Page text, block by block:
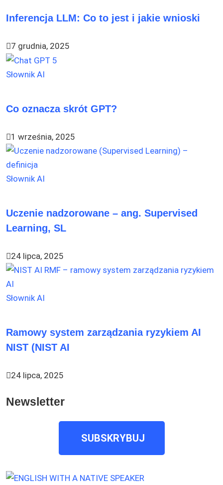
Inferencja LLM: Co to jest i jakie wnioski
7 grudnia, 2025
Słownik AI
Co oznacza skrót GPT?
1 września, 2025
Słownik AI
Uczenie nadzorowane – ang. Supervised
Learning, SL
24 lipca, 2025
Słownik AI
Ramowy system zarządzania ryzykiem AI
NIST (NIST AI
24 lipca, 2025
Newsletter
SUBSKRYBUJ